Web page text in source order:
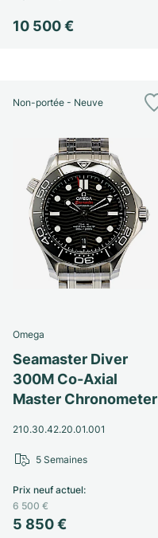
10 500 €
Non-portée - Neuve
Omega
Seamaster Diver
300M Co-Axial
Master Chronometer
210.30.42.20.01.001
5 850 €
Prix neuf actuel:
6 500 €
5 Semaines